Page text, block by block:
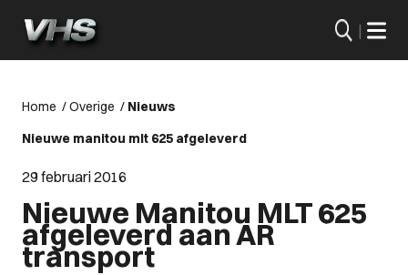
|
Home /Overige / Nieuws
Nieuwe manitou mlt 625 afgeleverd
29 februari 2016
Nieuwe Manitou MLT 625
afgeleverd aan AR
transport